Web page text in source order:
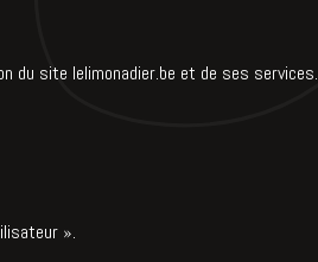
du site lelimonadier.be et de ses services.
».